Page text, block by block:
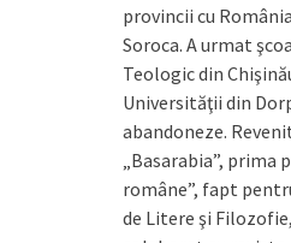
provincii cu
Soroca. A urmat
Teologic din
Universităţii din
abandoneze.
„Basarabia”,
române”, fapt
de Litere şi